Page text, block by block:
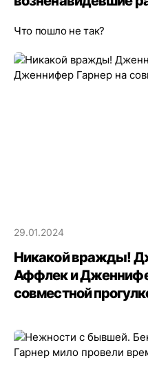
Что пошло не так?
29.01.2024
Никакой вражды!
Аффлек и
совместной